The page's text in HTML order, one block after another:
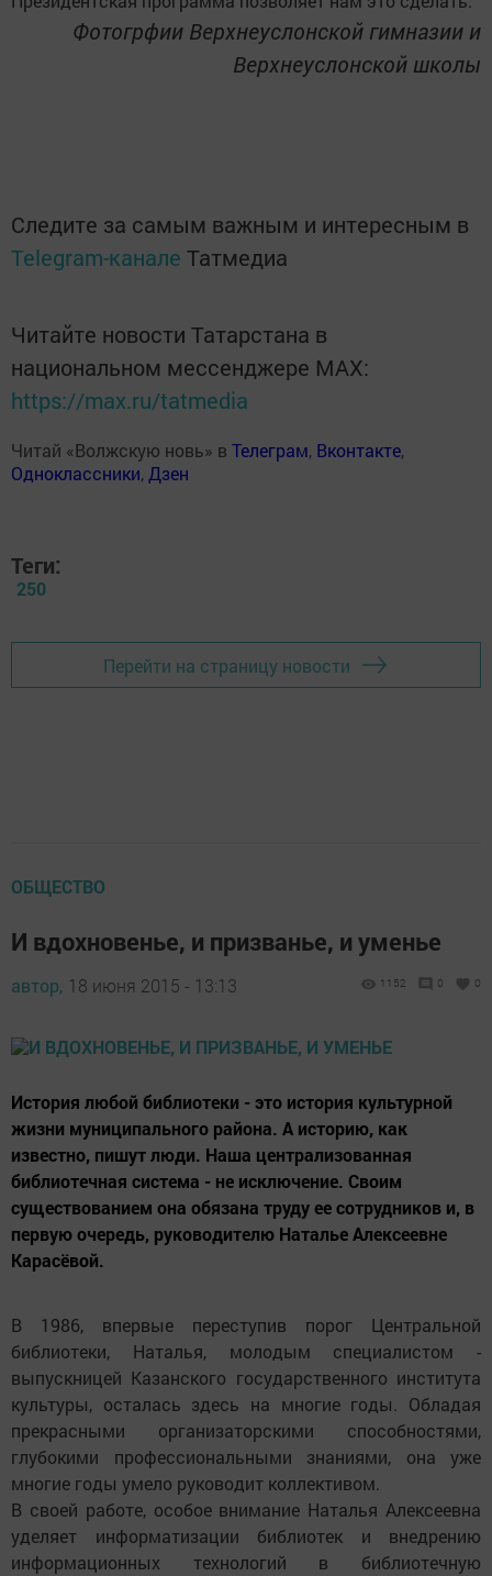
Фотогрфии Верхнеуслонской гимназии и
Верхнеуслонской школы
Следите за самым важным и интересным в
Telegram-канале Татмедиа
Читайте новости Татарстана в
национальном мессенджере MАХ:
https://max.ru/tatmedia
Читай «Волжскую новь» в Телеграм, Вконтакте,
Одноклассники,Дзен
Теги:
250
Перейти на страницу новости
ОБЩЕСТВО
И вдохновенье, и призванье, и уменье
автор, 18 июня 2015 - 13:13 1152 0 0
История любой библиотеки - это история культурной
жизни муниципального района. А историю, как
известно, пишут люди. Наша централизованная
библиотечная система - не исключение. Своим
существованием она обязана труду ее сотрудников и, в
первую очередь, руководителю Наталье Алексеевне
Карасёвой.
В 1986, впервые переступив порог Центральной
библиотеки, Наталья, молодым специалистом -
выпускницей Казанского государственного института
культуры, осталась здесь на многие годы. Обладая
прекрасными организаторскими способностями,
глубокими профессиональными знаниями, она уже
многие годы умело руководит коллективом.
В своей работе, особое внимание Наталья Алексеевна
уделяет информатизации библиотек и внедрению
информационных технологий в библиотечную